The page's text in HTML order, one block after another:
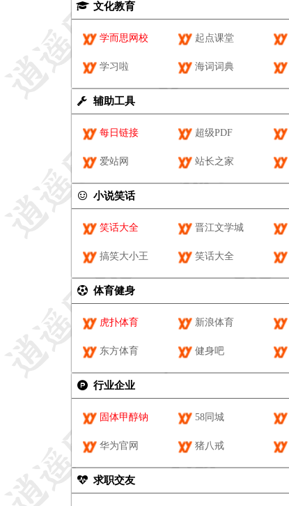
文化教育
学而思网校 起点课堂
学习啦 海词词典
辅助工具
每日链接 超级PDF
爱站网 站长之家
小说笑话
笑话大全 晋江文学城
搞笑大小王 笑话大全
体育健身
虎扑体育 新浪体育
东方体育 健身吧
行业企业
固体甲醇钠 58同城
华为官网 猪八戒
求职交友